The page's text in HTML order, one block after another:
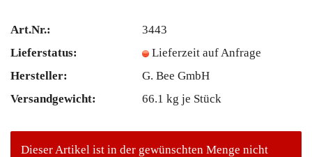
Art.Nr.:
3443
Lieferstatus:
Lieferzeit auf Anfrage
Hersteller:
G. Bee GmbH
Versandgewicht:
66.1 kg je Stück
Dieser Artikel ist in der gewünschten Menge nicht